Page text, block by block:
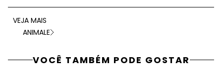
VEJA MAIS
ANIMALE
VOCÊ TAMBÉM PODE GOSTAR